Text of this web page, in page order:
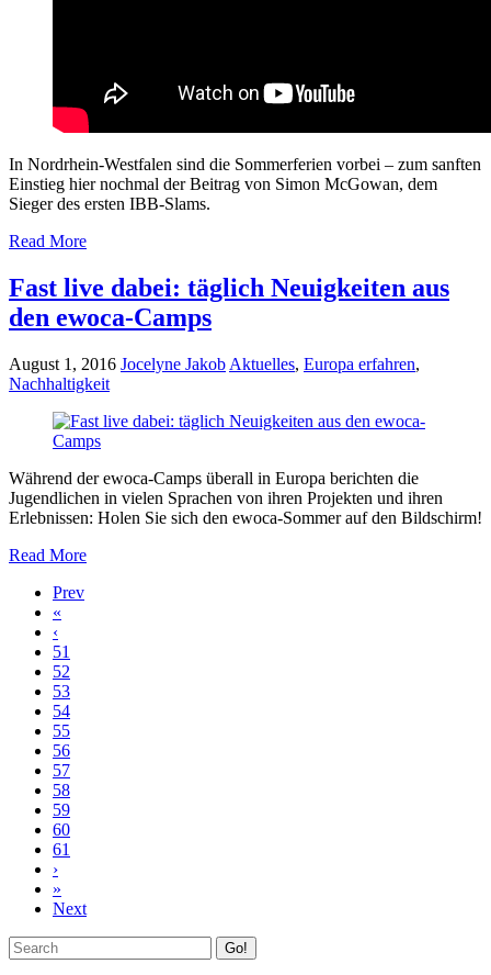
In Nordrhein-Westfalen sind die Sommerferien vorbei – zum sanften
Einstieg hier nochmal der Beitrag von Simon McGowan, dem
Sieger des ersten IBB-Slams.
Read More
Fast live dabei: täglich Neuigkeiten aus
den ewoca-Camps
August 1, 2016 Jocelyne Jakob Aktuelles, Europa erfahren,
Nachhaltigkeit
Während der ewoca-Camps überall in Europa berichten die
Jugendlichen in vielen Sprachen von ihren Projekten und ihren
Erlebnissen: Holen Sie sich den ewoca-Sommer auf den Bildschirm!
Read More
Prev
«
‹
51
52
53
54
55
56
57
58
59
60
61
›
»
Next
Go!